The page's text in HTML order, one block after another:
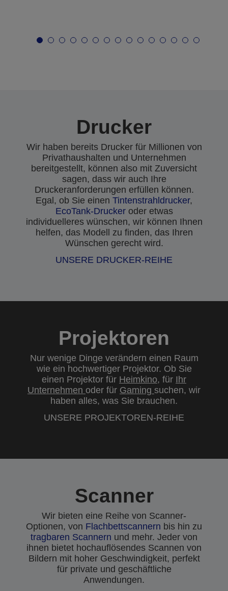
Drucker
Wir haben bereits Drucker für Millionen von
Privathaushalten und Unternehmen
bereitgestellt, können also mit Zuversicht
sagen, dass wir auch Ihre
Druckeranforderungen erfüllen können.
Egal, ob Sie einen Tintenstrahldrucker,
EcoTank-Druckeroder etwas
individuelleres wünschen, wir können Ihnen
helfen, das Modell zu finden, das Ihren
Wünschen gerecht wird.
UNSERE DRUCKER-REIHE
Projektoren
Nur wenige Dinge verändern einen Raum
wie ein hochwertiger Projektor. Ob Sie
einen Projektor für Heimkino, für Ihr
Unternehmen oder für Gaming suchen, wir
haben alles, was Sie brauchen.
UNSERE PROJEKTOREN-REIHE
Scanner
Wir bieten eine Reihe von Scanner-
Optionen, von Flachbettscannern bis hin zu
tragbaren Scannern und mehr. Jeder von
ihnen bietet hochauflösendes Scannen von
Bildern mit hoher Geschwindigkeit, perfekt
für private und geschäftliche
Anwendungen.